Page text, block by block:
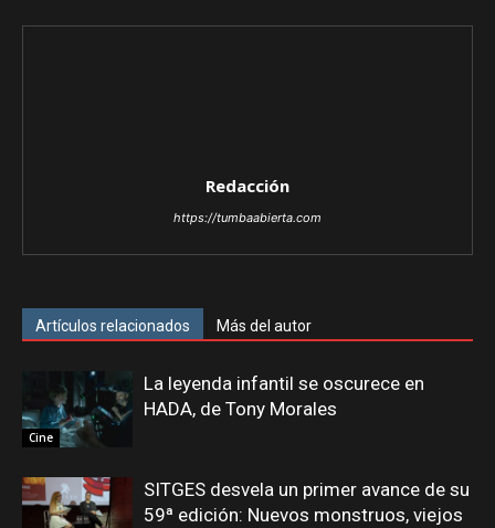
Redacción
https://tumbaabierta.com
Artículos relacionados Más del autor
Cine
La leyenda infantil se oscurece en
HADA, de Tony Morales
SITGES desvela un primer avance de su
59ª edición: Nuevos monstruos, viejos